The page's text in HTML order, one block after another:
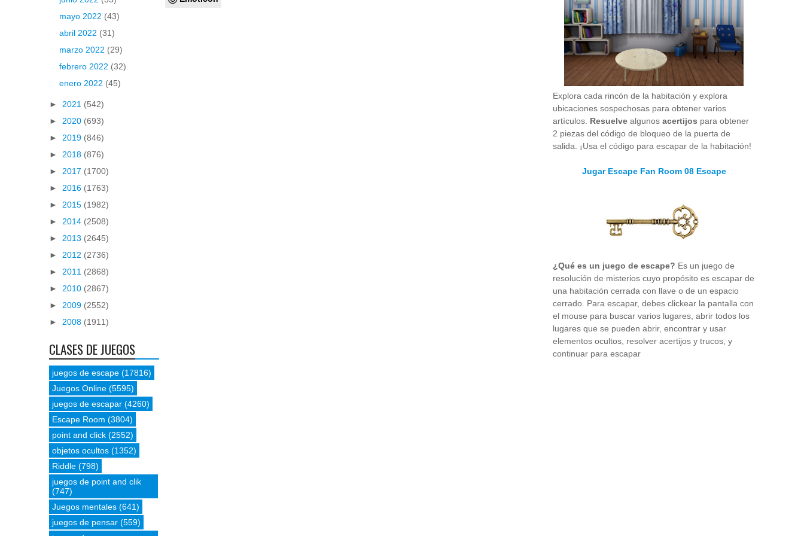
mayo 2022 (43)
abril 2022 (31)
marzo 2022 (29)
febrero 2022 (32)
enero 2022 (45)
► 2021 (542)
► 2020 (693)
► 2019 (846)
► 2018 (876)
► 2017 (1700)
► 2016 (1763)
► 2015 (1982)
► 2014 (2508)
► 2013 (2645)
► 2012 (2736)
► 2011 (2868)
► 2010 (2867)
► 2009 (2552)
► 2008 (1911)
CLASES DE JUEGOS
juegos de escape (17816)
Juegos Online (5595)
juegos de escapar (4260)
Escape Room (3804)
point and click (2552)
objetos ocultos (1352)
Riddle (798)
juegos de point and clik
(747)
Juegos mentales (641)
juegos de pensar (559)
Explora cada rincón de la habitación y explora
ubicaciones sospechosas para obtener varios
artículos. Resuelve algunos acertijos para obtener
2 piezas del código de bloqueo de la puerta de
salida. ¡Usa el código para escapar de la habitación!
Jugar Escape Fan Room 08 Escape
¿Qué es un juego de escape? Es un juego de
resolución de misterios cuyo propósito es escapar de
una habitación cerrada con llave o de un espacio
cerrado. Para escapar, debes clickear la pantalla con
el mouse para buscar varios lugares, abrir todos los
lugares que se pueden abrir, encontrar y usar
elementos ocultos, resolver acertijos y trucos, y
continuar para escapar